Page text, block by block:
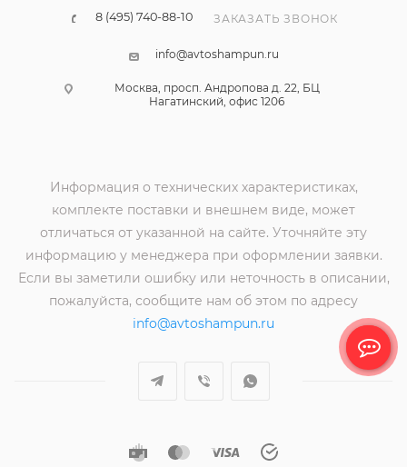
8 (495) 740-88-10 ЗАКАЗАТЬ ЗВОНОК
info@avtoshampun.ru
Москва, просп. Андропова д. 22, БЦ
Нагатинский, офис 1206
Информация о технических характеристиках,
комплекте поставки и внешнем виде, может
отличаться от указанной на сайте. Уточняйте эту
информацию у менеджера при оформлении заявки.
Если вы заметили ошибку или неточность в описании,
пожалуйста, сообщите нам об этом по адресу
info@avtoshampun.ru